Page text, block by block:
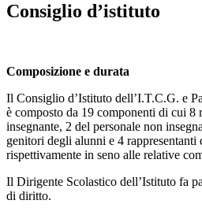
Consiglio d’istituto
Composizione e durata
Il Consiglio d’Istituto dell’I.T.C.G. e
è composto da 19 componenti di cui 8
insegnante, 2 del personale non
genitori degli alunni e 4 rappresentanti
rispettivamente in seno alle relative
Il Dirigente Scolastico dell’Istituto fa
di diritto.